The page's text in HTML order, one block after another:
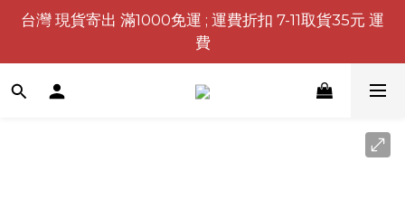
台灣 現貨寄出 滿1000免運 ; 運費折扣 7-11取貨35元 運
費